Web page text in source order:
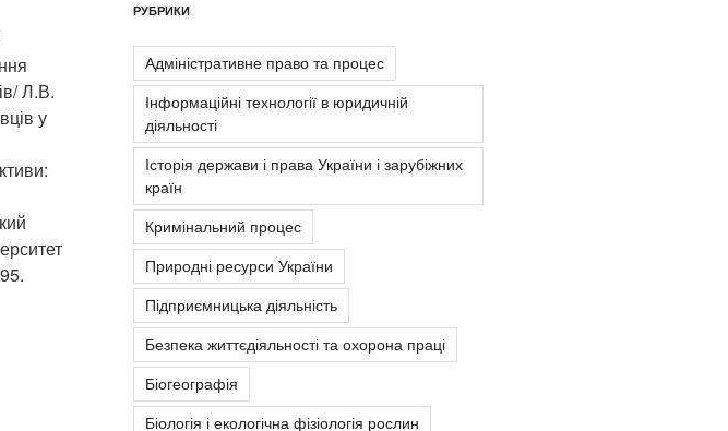
Л.В.
у
РУБРИКИ
Адміністративне право та процес
Інформаційні технології в юридичній
діяльності
Історія держави і права України і зарубіжних
країн
Кримінальний процес
Природні ресурси України
Підприємницька діяльність
Безпека життєдіяльності та охорона праці
Біогеографія
Біологія і екологічна фізіологія рослин